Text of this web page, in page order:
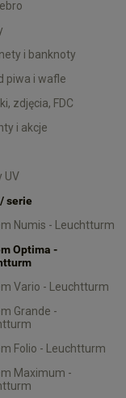
i banknoty
piwa i wafle
zdjęcia, FDC
i akcje
UV
serie
Numis - Leuchtturm
Optima -
Vario - Leuchtturm
Grande -
Folio - Leuchtturm
Maximum -